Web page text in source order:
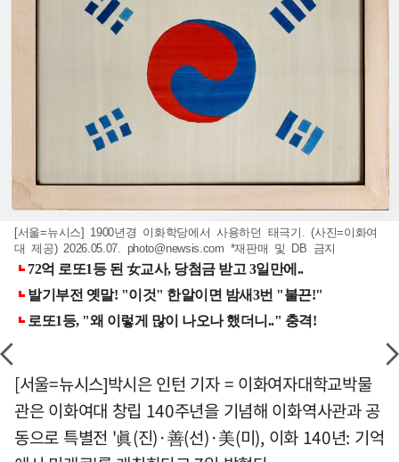
[서울=뉴시스] 1900년경 이화학당에서 사용하던 태극기. (사진=이화여
대 제공) 2026.05.07. photo@newsis.com *재판매 및 DB 금지
[서울=뉴시스]박시은 인턴 기자 = 이화여자대학교박물
관은 이화여대 창립 140주년을 기념해 이화역사관과 공
동으로 특별전 '眞(진)·善(선)·美(미), 이화 140년: 기억